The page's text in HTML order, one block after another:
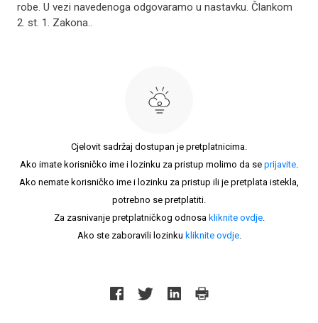
robe. U vezi navedenoga odgovaramo u nastavku. Člankom
2. st. 1. Zakona..
Cjelovit sadržaj dostupan je pretplatnicima.
Ako imate korisničko ime i lozinku za pristup molimo da se prijavite.
Ako nemate korisničko ime i lozinku za pristup ili je pretplata istekla,
potrebno se pretplatiti.
Za zasnivanje pretplatničkog odnosa kliknite ovdje.
Ako ste zaboravili lozinku kliknite ovdje.